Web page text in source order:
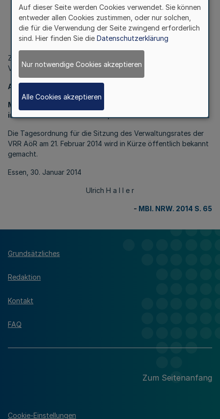
III.
Sitzungen der Fachausschüsse des Verkehrsverbundes
Rhein-Ruhr
Zur Vorbereitung auf die Sitzung des Verwaltungsrates der
VRR AöR am 21. Februar 2014 findet folgende Sitzung statt:
Ausschuss für Investitionen und Finanzen der VRR AöR
Mittwoch, 19. Februar 2014, 10.00 Uhr,
im Rathaus der Stadt Essen, Raum 2.20
Die Tagesordnung für die Sitzung des Verwaltungsrates der
VRR AöR am 21. Februar 2014 wird in Kürze öffentlich bekannt
gemacht.
Essen, 30. Januar 2014
Ulrich H a l l e r
- MBl. NRW. 2014 S. 65
Grundsätzliches
Redaktion
Kontakt
FAQ
Zum Seitenanfang
Cookie-Einstellungen
Auf dieser Seite werden Cookies verwendet. Sie können
entweder allen Cookies zustimmen, oder nur solchen,
die für die Verwendung der Seite zwingend erforderlich
sind. Hier finden Sie die Datenschutzerklärung
Nur notwendige Cookies akzeptieren
Alle Cookies akzeptieren